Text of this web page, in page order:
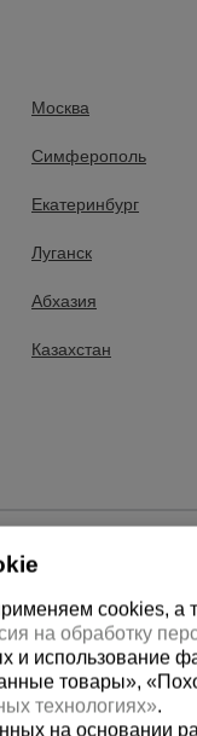
Москва
Симферополь
Екатеринбург
Луганск
Абхазия
Казахстан
cookies, а
на обработку
и использование
товары»,
технологиях».
на основании